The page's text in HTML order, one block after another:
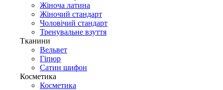
Жіноча латина
Жіночий стандарт
Чоловічий стандарт
Тренувальне взуття
Тканини
Вельвет
Гіпюр
Сатин шифон
Косметика
Косметика